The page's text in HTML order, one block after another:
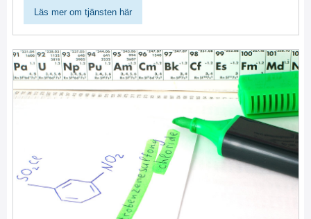
Läs mer om tjänsten här